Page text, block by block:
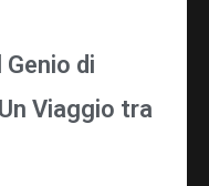
di
Viaggio tra